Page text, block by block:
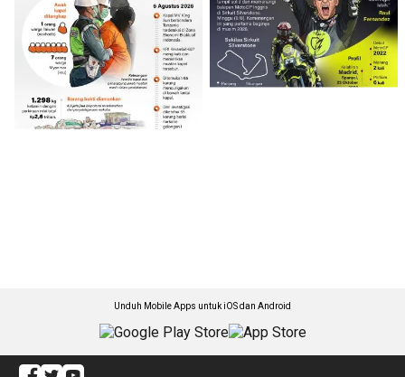
Unduh Mobile Apps untuk iOS dan Android